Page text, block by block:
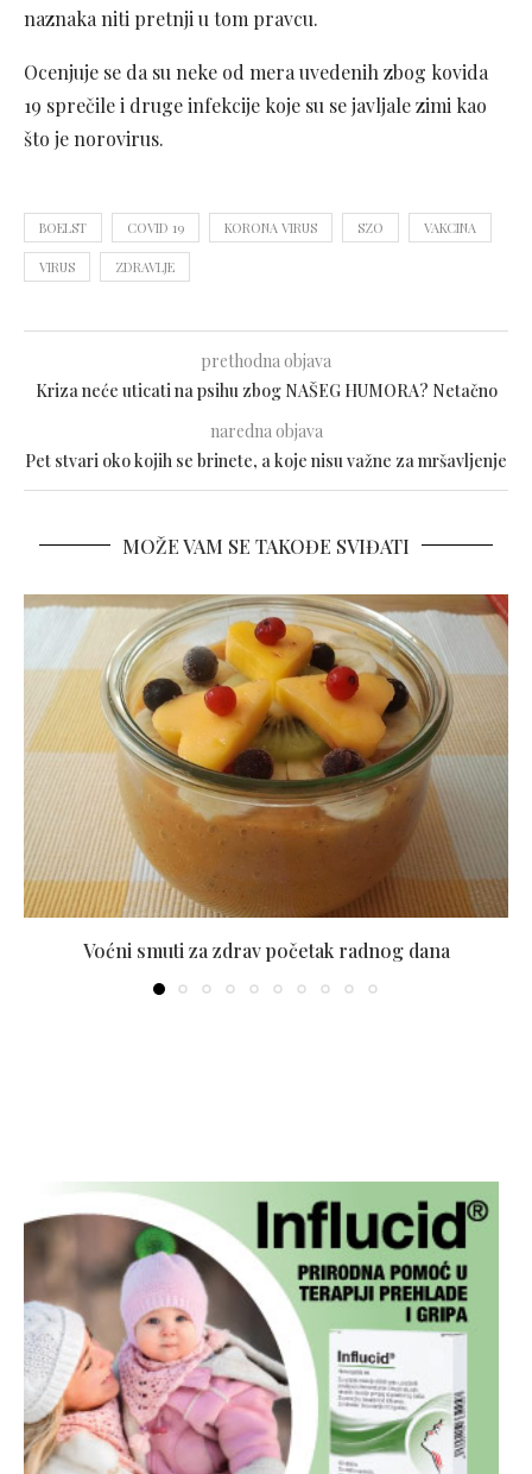
naznaka niti pretnji u tom pravcu.
Ocenjuje se da su neke od mera uvedenih zbog kovida
19 sprečile i druge infekcije koje su se javljale zimi kao
što je norovirus.
BOELST COVID 19 KORONA VIRUS SZO VAKCINA
VIRUS ZDRAVLJE
prethodna objava
Kriza neće uticati na psihu zbog NAŠEG HUMORA? Netačno
naredna objava
Pet stvari oko kojih se brinete, a koje nisu važne za mršavljenje
MOŽE VAM SE TAKOĐE SVIĐATI
Voćni smuti za zdrav početak radnog dana